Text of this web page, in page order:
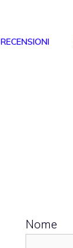
RECENSIONI
Nome